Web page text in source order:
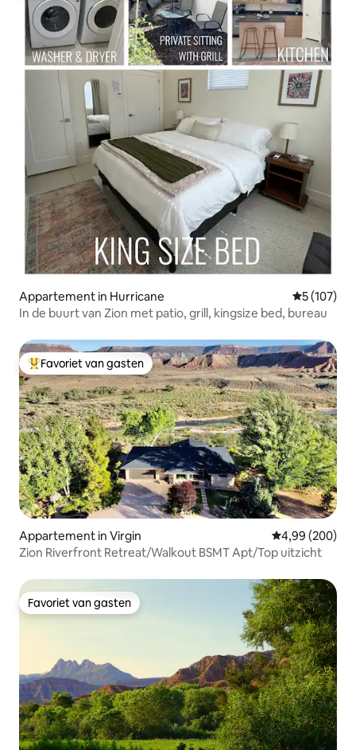
Appartement in Hurricane
5 (107)
In de buurt van Zion met patio, grill, kingsize bed, bureau
Topfavoriet van gasten
Favoriet van gasten
Appartement in Virgin Gemiddelde
4,99 (200)
Zion Riverfront Retreat/Walkout BSMT Apt/Top uitzicht
Favoriet van gasten
Favoriet van gasten